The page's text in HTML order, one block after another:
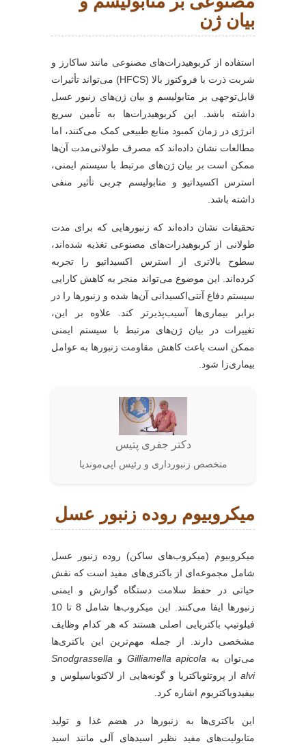
بیان ژن
استفاده از کربوهیدرات‌های مصنوعی مانند ساکارز و
شربت ذرت با فروکتوز بالا (HFCS) می‌تواند تأثیرات
قابل‌توجهی بر متابولیسم و بیان ژن‌های زنبور عسل
داشته باشد. این کربوهیدرات‌ها به تأمین سریع
انرژی در زمان کمبود منابع طبیعی کمک می‌کنند، اما
مطالعات نشان داده‌اند که مصرف طولانی‌مدت آن‌ها
ممکن است بر بیان ژن‌های مرتبط با سیستم ایمنی،
استرس اکسیداتیو و متابولیسم چربی تأثیر منفی
داشته باشد.
تحقیقات نشان داده‌اند که زنبورهایی که برای مدت
طولانی از کربوهیدرات‌های مصنوعی تغذیه شده‌اند،
سطوح بالاتری از استرس اکسیداتیو را تجربه
کرده‌اند. این موضوع می‌تواند منجر به کاهش کارایی
سیستم دفاع آنتی‌اکسیدانی آن‌ها شده و زنبورها را در
برابر بیماری‌ها آسیب‌پذیرتر کند. علاوه بر این،
تغییرات در بیان ژن‌های مرتبط با سیستم ایمنی
ممکن است باعث کاهش مقاومت زنبورها به عوامل
بیماری‌زا شود.
دکتر جفری پتیس
متخصص زنبورداری و رئیس اپی‌موندیا
میکروبیوم روده زنبور عسل
میکروبیوم (میکروب‌های ساکن) روده زنبور عسل
شامل مجموعه‌ای از باکتری‌های مفید است که نقش
حیاتی در حفظ سلامت دستگاه گوارش و ایمنی
زنبورها ایفا می‌کنند. این میکروب‌ها شامل 8 تا 10
فیلوتیپ باکتریایی اصلی هستند که هر کدام وظایف
مشخصی دارند. از جمله مهم‌ترین این باکتری‌ها
می‌توان به Gilliamella apicola و Snodgrassella
alvi از پروتئوباکتریا و گونه‌هایی از لاکتوباسیلوس و
بیفیدوباکتریوم اشاره کرد.
این باکتری‌ها به زنبورها در هضم غذا و تولید
متابولیت‌های مفید نظیر اسیدهای آلی مانند اسید